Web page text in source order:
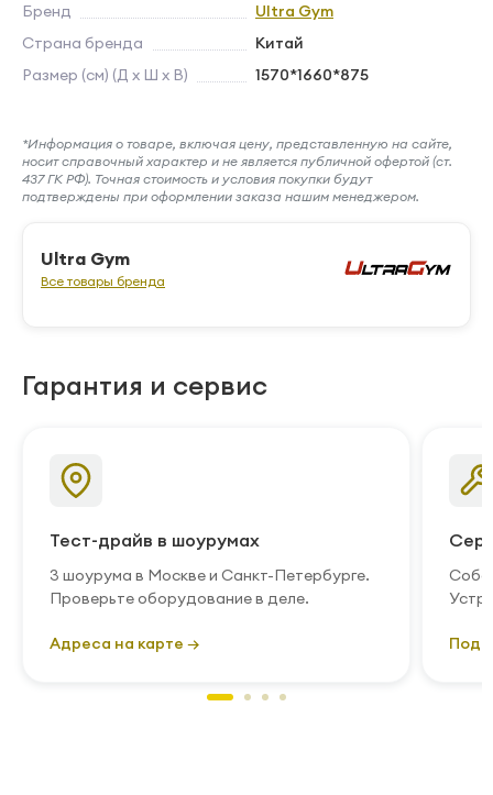
Бренд
Ultra Gym
Страна бренда
Китай
Размер (см) (Д х Ш х В)
1570*1660*875
*Информация о товаре, включая цену, представленную на сайте,
носит справочный характер и не является публичной офертой (ст.
437 ГК РФ). Точная стоимость и условия покупки будут
подтверждены при оформлении заказа нашим менеджером.
Ultra Gym
Все товары бренда
Гарантия и сервис
Тест-драйв в шоурумах
3 шоурума в Москве и Санкт-Петербурге.
Проверьте оборудование в деле.
Адреса на карте →